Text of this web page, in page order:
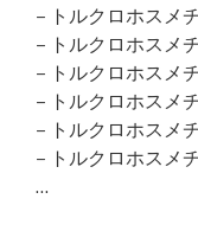
– トルクロホスメ
– トルクロホスメ
– トルクロホスメ
– トルクロホスメ
– トルクロホスメ
– トルクロホスメ
…